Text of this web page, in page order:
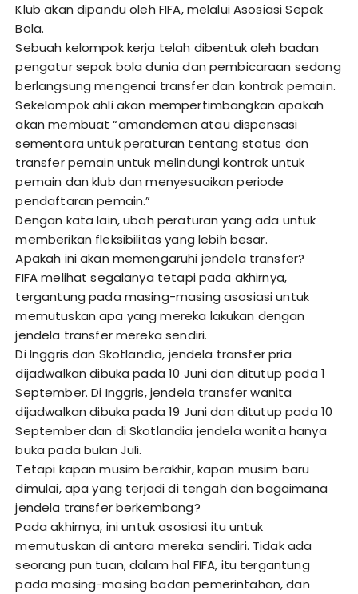
Klub akan dipandu oleh FIFA, melalui Asosiasi Sepak
Bola.
Sebuah kelompok kerja telah dibentuk oleh badan
pengatur sepak bola dunia dan pembicaraan sedang
berlangsung mengenai transfer dan kontrak pemain.
Sekelompok ahli akan mempertimbangkan apakah
akan membuat “amandemen atau dispensasi
sementara untuk peraturan tentang status dan
transfer pemain untuk melindungi kontrak untuk
pemain dan klub dan menyesuaikan periode
pendaftaran pemain.”
Dengan kata lain, ubah peraturan yang ada untuk
memberikan fleksibilitas yang lebih besar.
Apakah ini akan memengaruhi jendela transfer?
FIFA melihat segalanya tetapi pada akhirnya,
tergantung pada masing-masing asosiasi untuk
memutuskan apa yang mereka lakukan dengan
jendela transfer mereka sendiri.
Di Inggris dan Skotlandia, jendela transfer pria
dijadwalkan dibuka pada 10 Juni dan ditutup pada 1
September. Di Inggris, jendela transfer wanita
dijadwalkan dibuka pada 19 Juni dan ditutup pada 10
September dan di Skotlandia jendela wanita hanya
buka pada bulan Juli.
Tetapi kapan musim berakhir, kapan musim baru
dimulai, apa yang terjadi di tengah dan bagaimana
jendela transfer berkembang?
Pada akhirnya, ini untuk asosiasi itu untuk
memutuskan di antara mereka sendiri. Tidak ada
seorang pun tuan, dalam hal FIFA, itu tergantung
pada masing-masing badan pemerintahan, dan